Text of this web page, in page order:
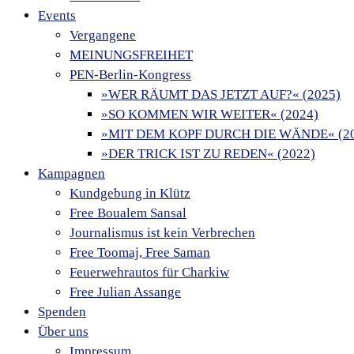
Events
Vergangene
MEINUNGSFREIHET
PEN-Berlin-Kongress
»WER RÄUMT DAS JETZT AUF?« (2025)
»SO KOMMEN WIR WEITER« (2024)
»MIT DEM KOPF DURCH DIE WÄNDE«
»DER TRICK IST ZU REDEN« (2022)
Kampagnen
Kundgebung in Klütz
Free Boualem Sansal
Journalismus ist kein Verbrechen
Free Toomaj, Free Saman
Feuerwehrautos für Charkiw
Free Julian Assange
Spenden
Über uns